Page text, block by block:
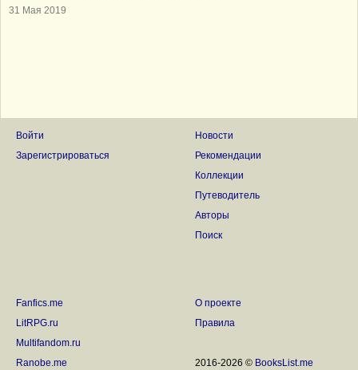
31 Мая 2019
Войти
Зарегистрироваться
Новости
Рекомендации
Коллекции
Путеводитель
Авторы
Поиск
Fanfics.me
LitRPG.ru
Multifandom.ru
Ranobe.me
О проекте
Правила
2016-2026 © BooksList.me